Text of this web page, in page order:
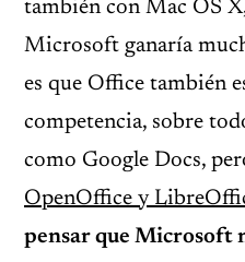
también con Mac OS
Microsoft ganaría
es que Office también
competencia, sobre
como Google Docs,
OpenOffice y
pensar que Microsoft